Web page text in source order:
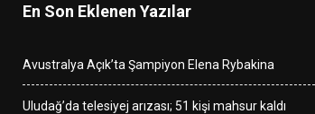
En Son Eklenen Yazılar
Avustralya Açık’ta Şampiyon Elena Rybakina
Uludağ’da telesiyej arızası; 51 kişi mahsur kaldı